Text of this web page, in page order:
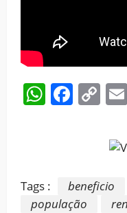
Tags : beneficio
população